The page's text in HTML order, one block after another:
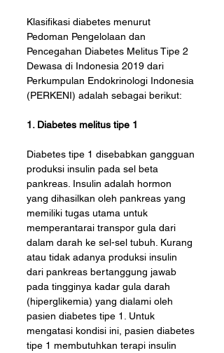
Klasifikasi diabetes menurut
Pedoman Pengelolaan dan
Pencegahan Diabetes Melitus Tipe 2
Dewasa di Indonesia 2019 dari
Perkumpulan Endokrinologi Indonesia
(PERKENI) adalah sebagai berikut:
1. Diabetes melitus tipe 1
Diabetes tipe 1 disebabkan gangguan
produksi insulin pada sel beta
pankreas. Insulin adalah hormon
yang dihasilkan oleh pankreas yang
memiliki tugas utama untuk
memperantarai transpor gula dari
dalam darah ke sel-sel tubuh. Kurang
atau tidak adanya produksi insulin
dari pankreas bertanggung jawab
pada tingginya kadar gula darah
(hiperglikemia) yang dialami oleh
pasien diabetes tipe 1. Untuk
mengatasi kondisi ini, pasien diabetes
tipe 1 membutuhkan terapi insulin